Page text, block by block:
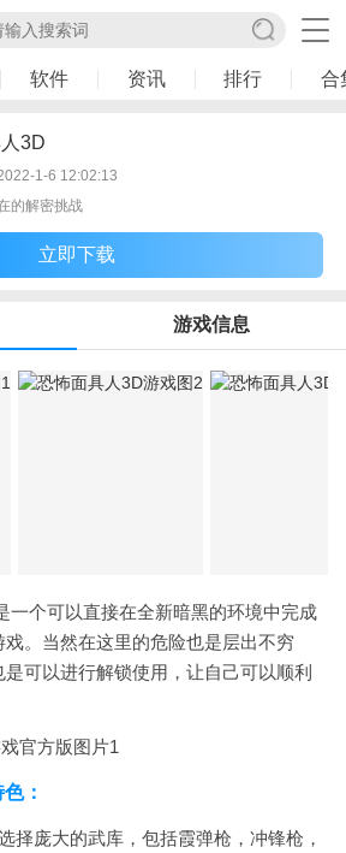
软件 资讯 排行 合
3D
1-6 12:02:13
的解密挑战
立即下载
游戏信息
一个可以直接在全新暗黑的环境中完成
。当然在这里的危险也是层出不穷
可以进行解锁使用，让自己可以顺利
：
择庞大的武库，包括霞弹枪，冲锋枪，